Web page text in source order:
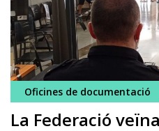
Oficines de documentació
La Federació